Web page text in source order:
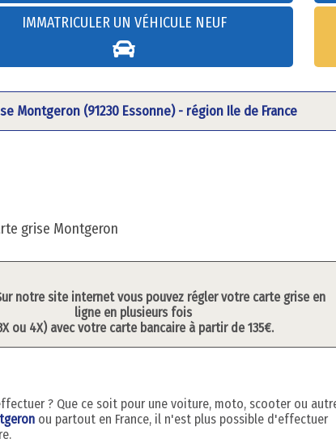
IMMATRICULER UN VÉHICULE NEUF
Montgeron (91230 Essonne) - région Ile de France
grise Montgeron
Sur notre site internet vous pouvez régler votre carte grise en
ligne en plusieurs fois
ou 4X) avec votre carte bancaire à partir de 135€.
? Que ce soit pour une voiture, moto, scooter ou
ou partout en France, il n'est plus possible d'effectuer